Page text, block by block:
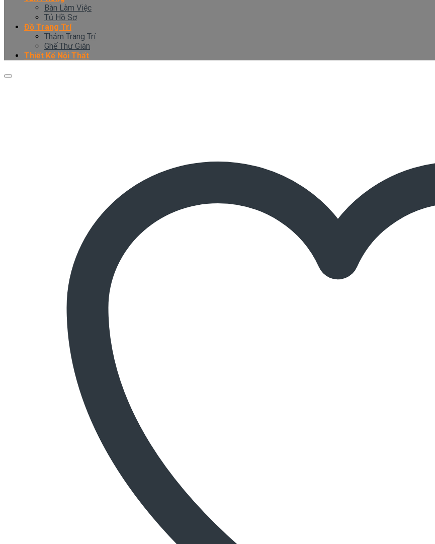
Bàn Làm Việc
Tủ Hồ Sơ
Đồ Trang Trí
Thảm Trang Trí
Ghế Thư Giãn
Thiết Kế Nội Thất